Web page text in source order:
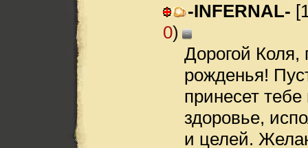
-INFERNAL-
0) -
Дорогой Коля,
рожденья!
принесет
здоровье,
и целей.